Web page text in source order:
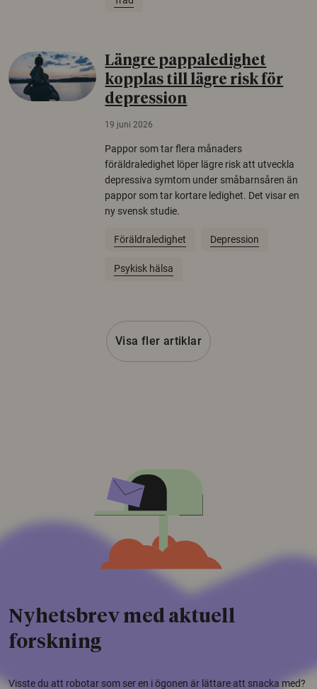
Längre pappaledighet
kopplas till lägre risk för
depression
19 juni 2026
Pappor som tar flera månaders
föräldraledighet löper lägre risk att utveckla
depressiva symtom under småbarnsåren än
pappor som tar kortare ledighet. Det visar en
ny svensk studie.
Föräldraledighet Depression
Psykisk hälsa
Visa fler artiklar
Nyhetsbrev med aktuell
forskning
Visste du att robotar som ser en i ögonen är lättare att snacka med?